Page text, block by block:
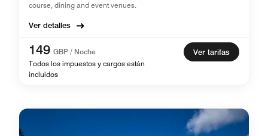
course, dining and event venues.
Ver detalles
149 GBP / Noche
Todos los impuestos y cargos están
incluidos
Ver tarifas